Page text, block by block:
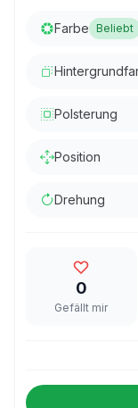
Farbe Beliebt
Polsterung
Position
Drehung
0
Gefällt mir